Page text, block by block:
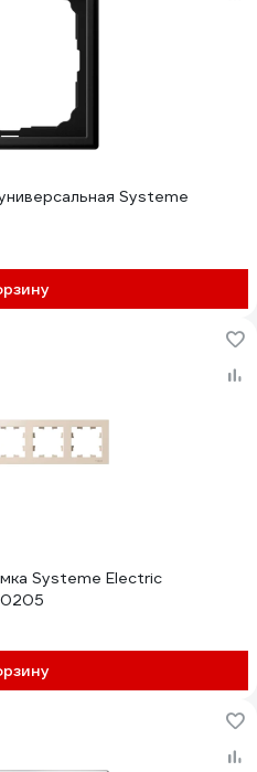
Systeme
Systeme Electric